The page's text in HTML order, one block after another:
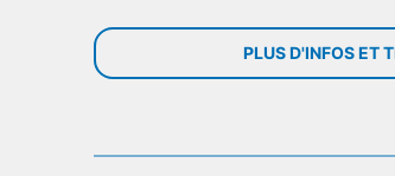
PLUS D'INFOS ET